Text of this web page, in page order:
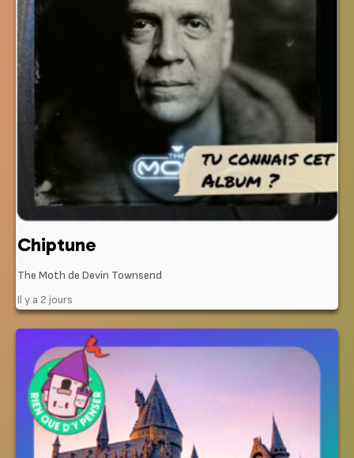
Chiptune
The Moth de Devin Townsend
Il y a 2 jours